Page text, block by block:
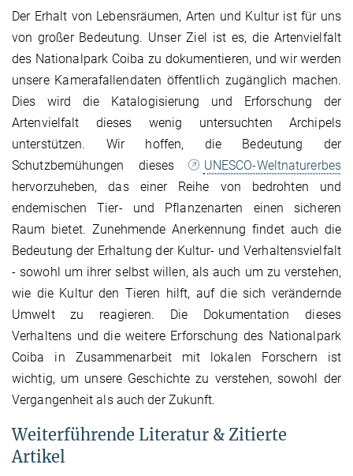
Der Erhalt von Lebensräumen, Arten und Kultur ist für uns
von großer Bedeutung. Unser Ziel ist es, die Artenvielfalt
des Nationalpark Coiba zu dokumentieren, und wir werden
unsere Kamerafallendaten öffentlich zugänglich machen.
Dies wird die Katalogisierung und Erforschung der
Artenvielfalt dieses wenig untersuchten Archipels
unterstützen. Wir hoffen, die Bedeutung der
Schutzbemühungen dieses
UNESCO-Weltnaturerbes
hervorzuheben, das einer Reihe von bedrohten und
endemischen Tier- und Pflanzenarten einen sicheren
Raum bietet. Zunehmende Anerkennung findet auch die
Bedeutung der Erhaltung der Kultur- und Verhaltensvielfalt
- sowohl um ihrer selbst willen, als auch um zu verstehen,
wie die Kultur den Tieren hilft, auf die sich verändernde
Umwelt zu reagieren. Die Dokumentation dieses
Verhaltens und die weitere Erforschung des Nationalpark
Coiba in Zusammenarbeit mit lokalen Forschern ist
wichtig, um unsere Geschichte zu verstehen, sowohl der
Vergangenheit als auch der Zukunft.
Weiterführende Literatur & Zitierte
Artikel